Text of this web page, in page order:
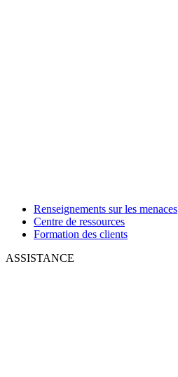
Renseignements sur les menaces
Centre de ressources
Formation des clients
ASSISTANCE